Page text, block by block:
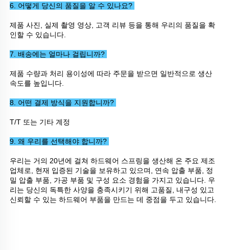
6. 어떻게 당신의 품질을 알 수 있나요?
제품 사진, 실제 촬영 영상, 고객 리뷰 등을 통해 우리의 품질을 확
인할 수 있습니다.
7. 배송에는 얼마나 걸립니까?
제품 수량과 처리 용이성에 따라 주문을 받으면 일반적으로 생산
속도를 높입니다.
8. 어떤 결제 방식을 지원합니까?
T/T 또는 기타 계정
9. 왜 우리를 선택해야 합니까?
우리는 거의 20년에 걸쳐 하드웨어 스프링을 생산해 온 주요 제조
업체로, 현재 입증된 기술을 보유하고 있으며, 연속 압출 부품, 정
밀 압출 부품, 가공 부품 및 구성 요소 경험을 가지고 있습니다. 우
리는 당신의 독특한 사양을 충족시키기 위해 고품질, 내구성 있고
신뢰할 수 있는 하드웨어 부품을 만드는 데 중점을 두고 있습니다.